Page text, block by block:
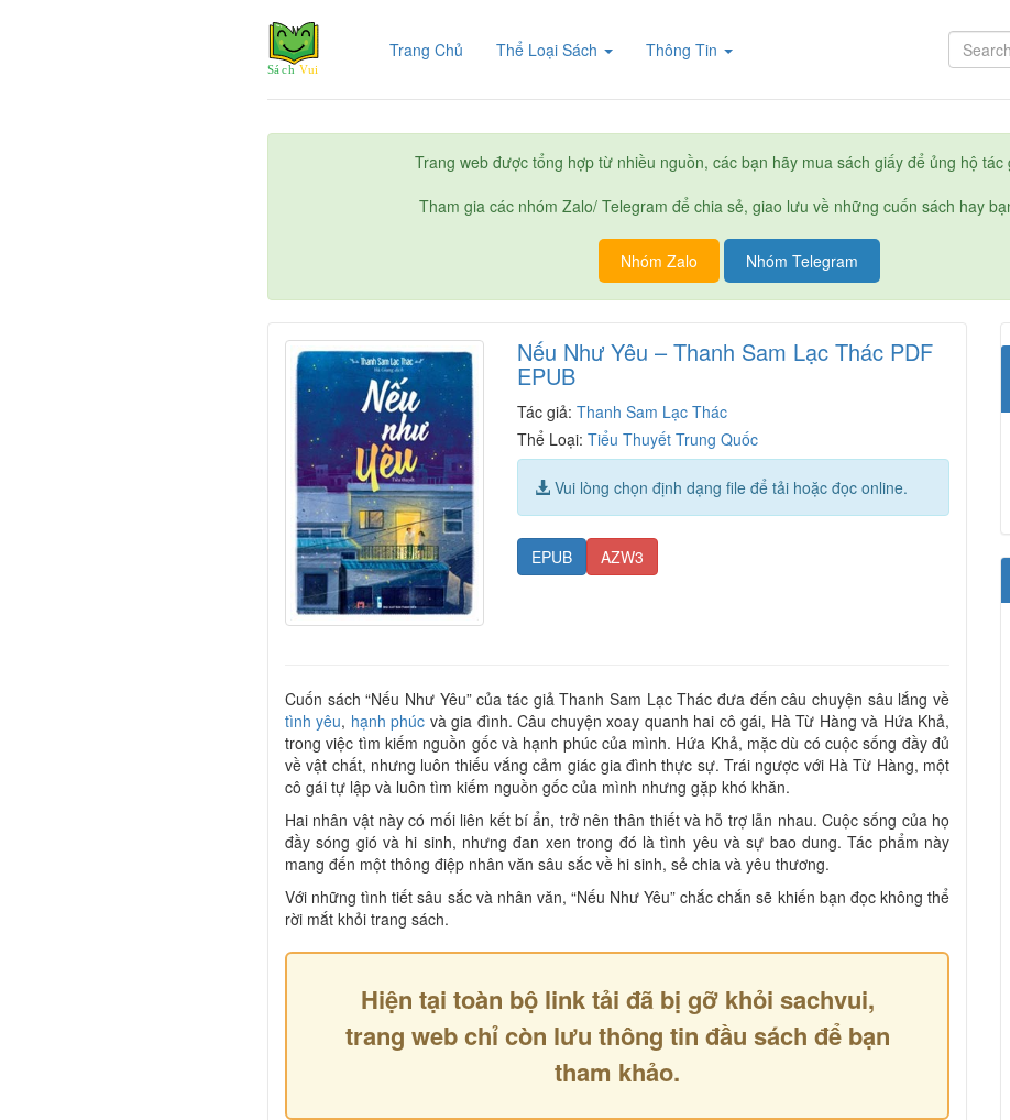
Trang Chủ (current)Thể Loại Sách Thông Tin
Trang web được tổng hợp từ nhiều nguồn, các bạn hãy mua sách giấy để ủng hộ tác
Tham gia các nhóm Zalo/ Telegram để chia sẻ, giao lưu về những cuốn sách hay
Nhóm Zalo Nhóm Telegram
Nếu Như Yêu – Thanh Sam Lạc Thác PDF
EPUB
Tác giả:Thanh Sam Lạc Thác
Thể Loại:Tiểu Thuyết Trung Quốc
Vui lòng chọn định dạng file để tải hoặc đọc online.
EPUB AZW3
Cuốn sách “Nếu Như Yêu” của tác giả Thanh Sam Lạc Thác đưa đến câu chuyện sâu lắng về
tình yêu, hạnh phúc và gia đình. Câu chuyện xoay quanh hai cô gái, Hà Từ Hàng và Hứa Khả,
trong việc tìm kiếm nguồn gốc và hạnh phúc của mình. Hứa Khả, mặc dù có cuộc sống đầy đủ
về vật chất, nhưng luôn thiếu vắng cảm giác gia đình thực sự. Trái ngược với Hà Từ Hàng, một
cô gái tự lập và luôn tìm kiếm nguồn gốc của mình nhưng gặp khó khăn.
Hai nhân vật này có mối liên kết bí ẩn, trở nên thân thiết và hỗ trợ lẫn nhau. Cuộc sống của họ
đầy sóng gió và hi sinh, nhưng đan xen trong đó là tình yêu và sự bao dung. Tác phẩm này
mang đến một thông điệp nhân văn sâu sắc về hi sinh, sẻ chia và yêu thương.
Với những tình tiết sâu sắc và nhân văn, “Nếu Như Yêu” chắc chắn sẽ khiến bạn đọc không thể
rời mắt khỏi trang sách.
Hiện tại toàn bộ link tải đã bị gỡ khỏi sachvui,
trang web chỉ còn lưu thông tin đầu sách để bạn
tham khảo.